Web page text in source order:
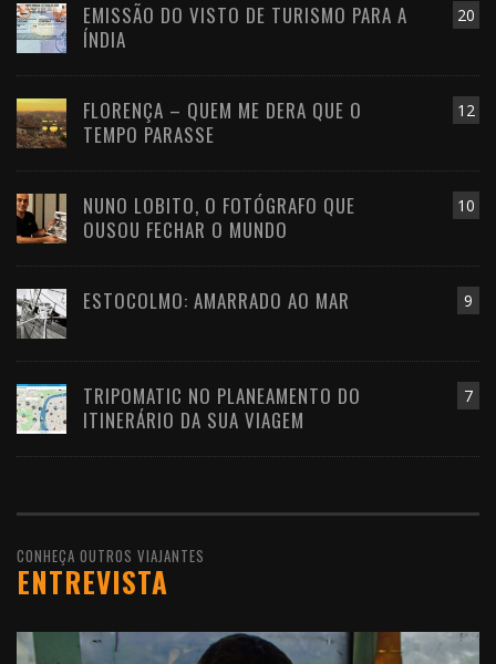
20
EMISSÃO DO VISTO DE TURISMO PARA A
ÍNDIA
12
FLORENÇA – QUEM ME DERA QUE O
TEMPO PARASSE
10
NUNO LOBITO, O FOTÓGRAFO QUE
OUSOU FECHAR O MUNDO
9
ESTOCOLMO: AMARRADO AO MAR
7
TRIPOMATIC NO PLANEAMENTO DO
ITINERÁRIO DA SUA VIAGEM
CONHEÇA OUTROS VIAJANTES
ENTREVISTA